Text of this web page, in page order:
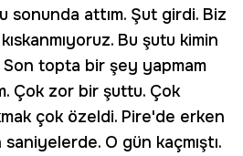
sonunda attım. Şut girdi. Biz
Bu şutu kimin
Son topta bir şey yapmam
Çok zor bir şuttu. Çok
çok özeldi. Pire'de erken
saniyelerde. O gün kaçmıştı.